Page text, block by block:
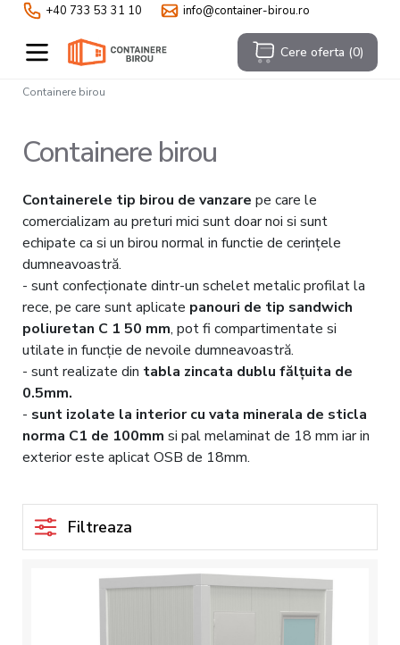
+40 733 53 31 10 info@container-birou.ro
Cere oferta (0)
Containere birou
Containere birou
Containerele tip birou de vanzare pe care le
comercializam au preturi mici sunt doar noi si sunt
echipate ca si un birou normal in functie de cerințele
dumneavoastră.
- sunt confecționate dintr-un schelet metalic profilat la
rece, pe care sunt aplicate panouri de tip sandwich
poliuretan C 1 50 mm, pot fi compartimentate si
utilate in funcție de nevoile dumneavoastră.
- sunt realizate din tabla zincata dublu fălțuita de
0.5mm.
- sunt izolate la interior cu vata minerala de sticla
norma C1 de 100mm si pal melaminat de 18 mm iar in
exterior este aplicat OSB de 18mm.
Filtreaza